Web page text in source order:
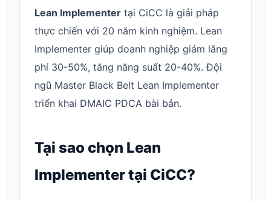
Lean Implementer tại CiCC là giải pháp
thực chiến với 20 năm kinh nghiệm. Lean
Implementer giúp doanh nghiệp giảm lãng
phí 30-50%, tăng năng suất 20-40%. Đội
ngũ Master Black Belt Lean Implementer
triển khai DMAIC PDCA bài bản.
Tại sao chọn Lean
Implementer tại CiCC?